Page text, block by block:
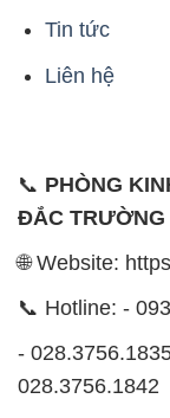
Tin tức
Liên hệ
📞 PHÒNG
ĐẮC TRƯỜNG
🌐 Website:
📞 Hotline: -
-
028.3756.1842